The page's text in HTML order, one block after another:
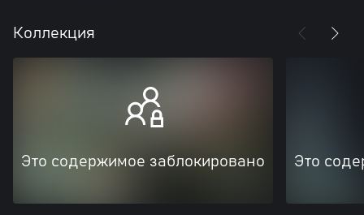
Коллекция
Это содержимое заблокировано Это